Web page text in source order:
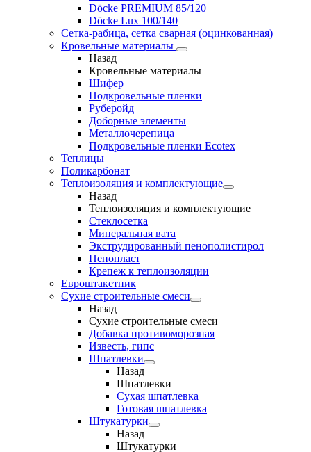
Döcke PREMIUM 85/120
Döсkе Luх 100/140
Сетка-рабица, сетка сварная (оцинкованная)
Кровельные материалы
Назад
Кровельные материалы
Шифер
Подкровельные пленки
Руберойд
Доборные элементы
Металлочерепица
Подкровельные пленки Ecotex
Теплицы
Поликарбонат
Теплоизоляция и комплектующие
Назад
Теплоизоляция и комплектующие
Стеклосетка
Минеральная вата
Экструдированный пенополистирол
Пенопласт
Крепеж к теплоизоляции
Евроштакетник
Сухие строительные смеси
Назад
Сухие строительные смеси
Добавка противоморозная
Известь, гипс
Шпатлевки
Назад
Шпатлевки
Сухая шпатлевка
Готовая шпатлевка
Штукатурки
Назад
Штукатурки